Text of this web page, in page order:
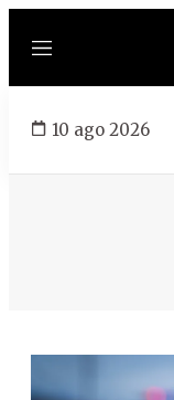
Menú
10 ago 2026